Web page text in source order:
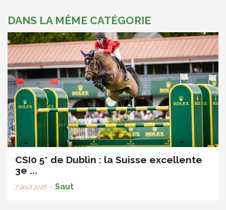
DANS LA MÊME CATÉGORIE
CSI0 5* de Dublin : la Suisse excellente
3e ...
7 août 2026 • Saut